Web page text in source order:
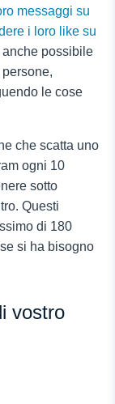
messaggi su
i loro like su
possibile
le cose
che scatta uno
ogni 10
sotto
Questi
di 180
si ha bisogno
vostro